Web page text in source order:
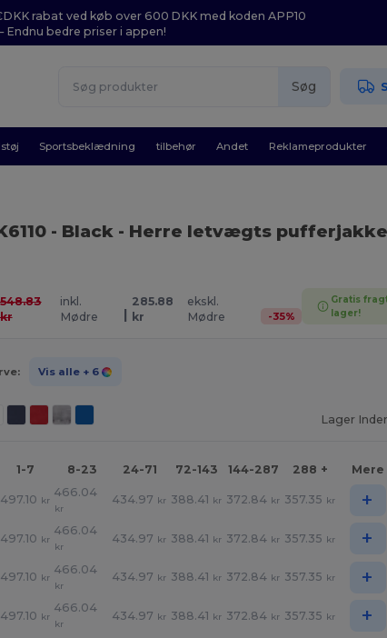
rabat ved køb over 600 DKK med koden APP10
Endnu bedre priser i appen!
Søg
Sportsbeklædning tilbehør Andet Reklameprodukter
- Black- Herre letvægts
548.83
kr
inkl.
Mødre
|
285.88
kr
ekskl.
Mødre
-35%
Gratis
lager!
Vis alle + 6
Lager
1-7 8-23 24-71 72-143 144-287 288 + Mere
497.10 kr
466.04
kr
434.97 kr 388.41 kr 372.84 kr 357.35 kr +
497.10 kr
466.04
kr
434.97 kr 388.41 kr 372.84 kr 357.35 kr +
497.10 kr
466.04
kr
434.97 kr 388.41 kr 372.84 kr 357.35 kr +
497.10 kr
466.04
kr
434.97 kr 388.41 kr 372.84 kr 357.35 kr +